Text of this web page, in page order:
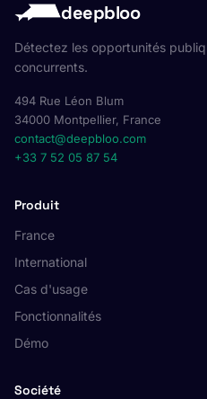
deepbloo
Détectez les opportunités
concurrents.
494 Rue Léon Blum
34000 Montpellier, France
contact@deepbloo.com
+33 7 52 05 87 54
Produit
France
International
Cas d'usage
Fonctionnalités
Démo
Société